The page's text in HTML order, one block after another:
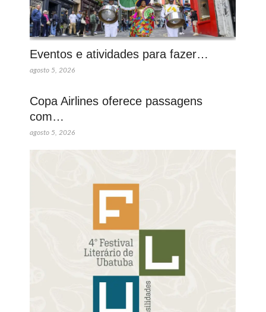
Eventos e atividades para fazer…
agosto 5, 2026
Copa Airlines oferece passagens
com…
agosto 5, 2026